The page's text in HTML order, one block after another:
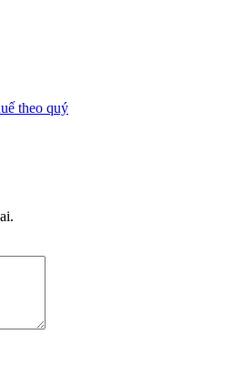
theo quý